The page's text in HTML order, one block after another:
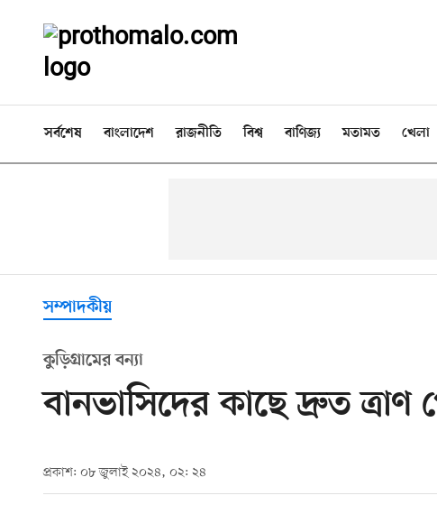
সর্বশেষ বাংলাদেশ রাজনীতি বিশ্ব বাণিজ্য মতামত খেলা
সম্পাদকীয়
কুড়িগ্রামের বন্যা
বানভাসিদের কাছে দ্রুত ত্রাণ
প্রকাশ: ০৮ জুলাই ২০২৪, ০২: ২৪